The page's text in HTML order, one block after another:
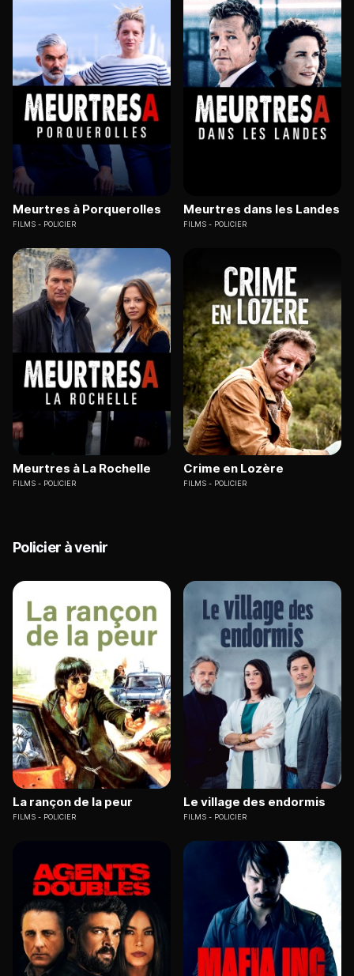
Meurtres à Porquerolles
FILMS POLICIER
Meurtres dans les Landes
FILMS POLICIER
Meurtres à La Rochelle
FILMS POLICIER
Crime en Lozère
FILMS POLICIER
Policier à venir
La rançon de la peur
FILMS POLICIER
Le village des endormis
FILMS POLICIER